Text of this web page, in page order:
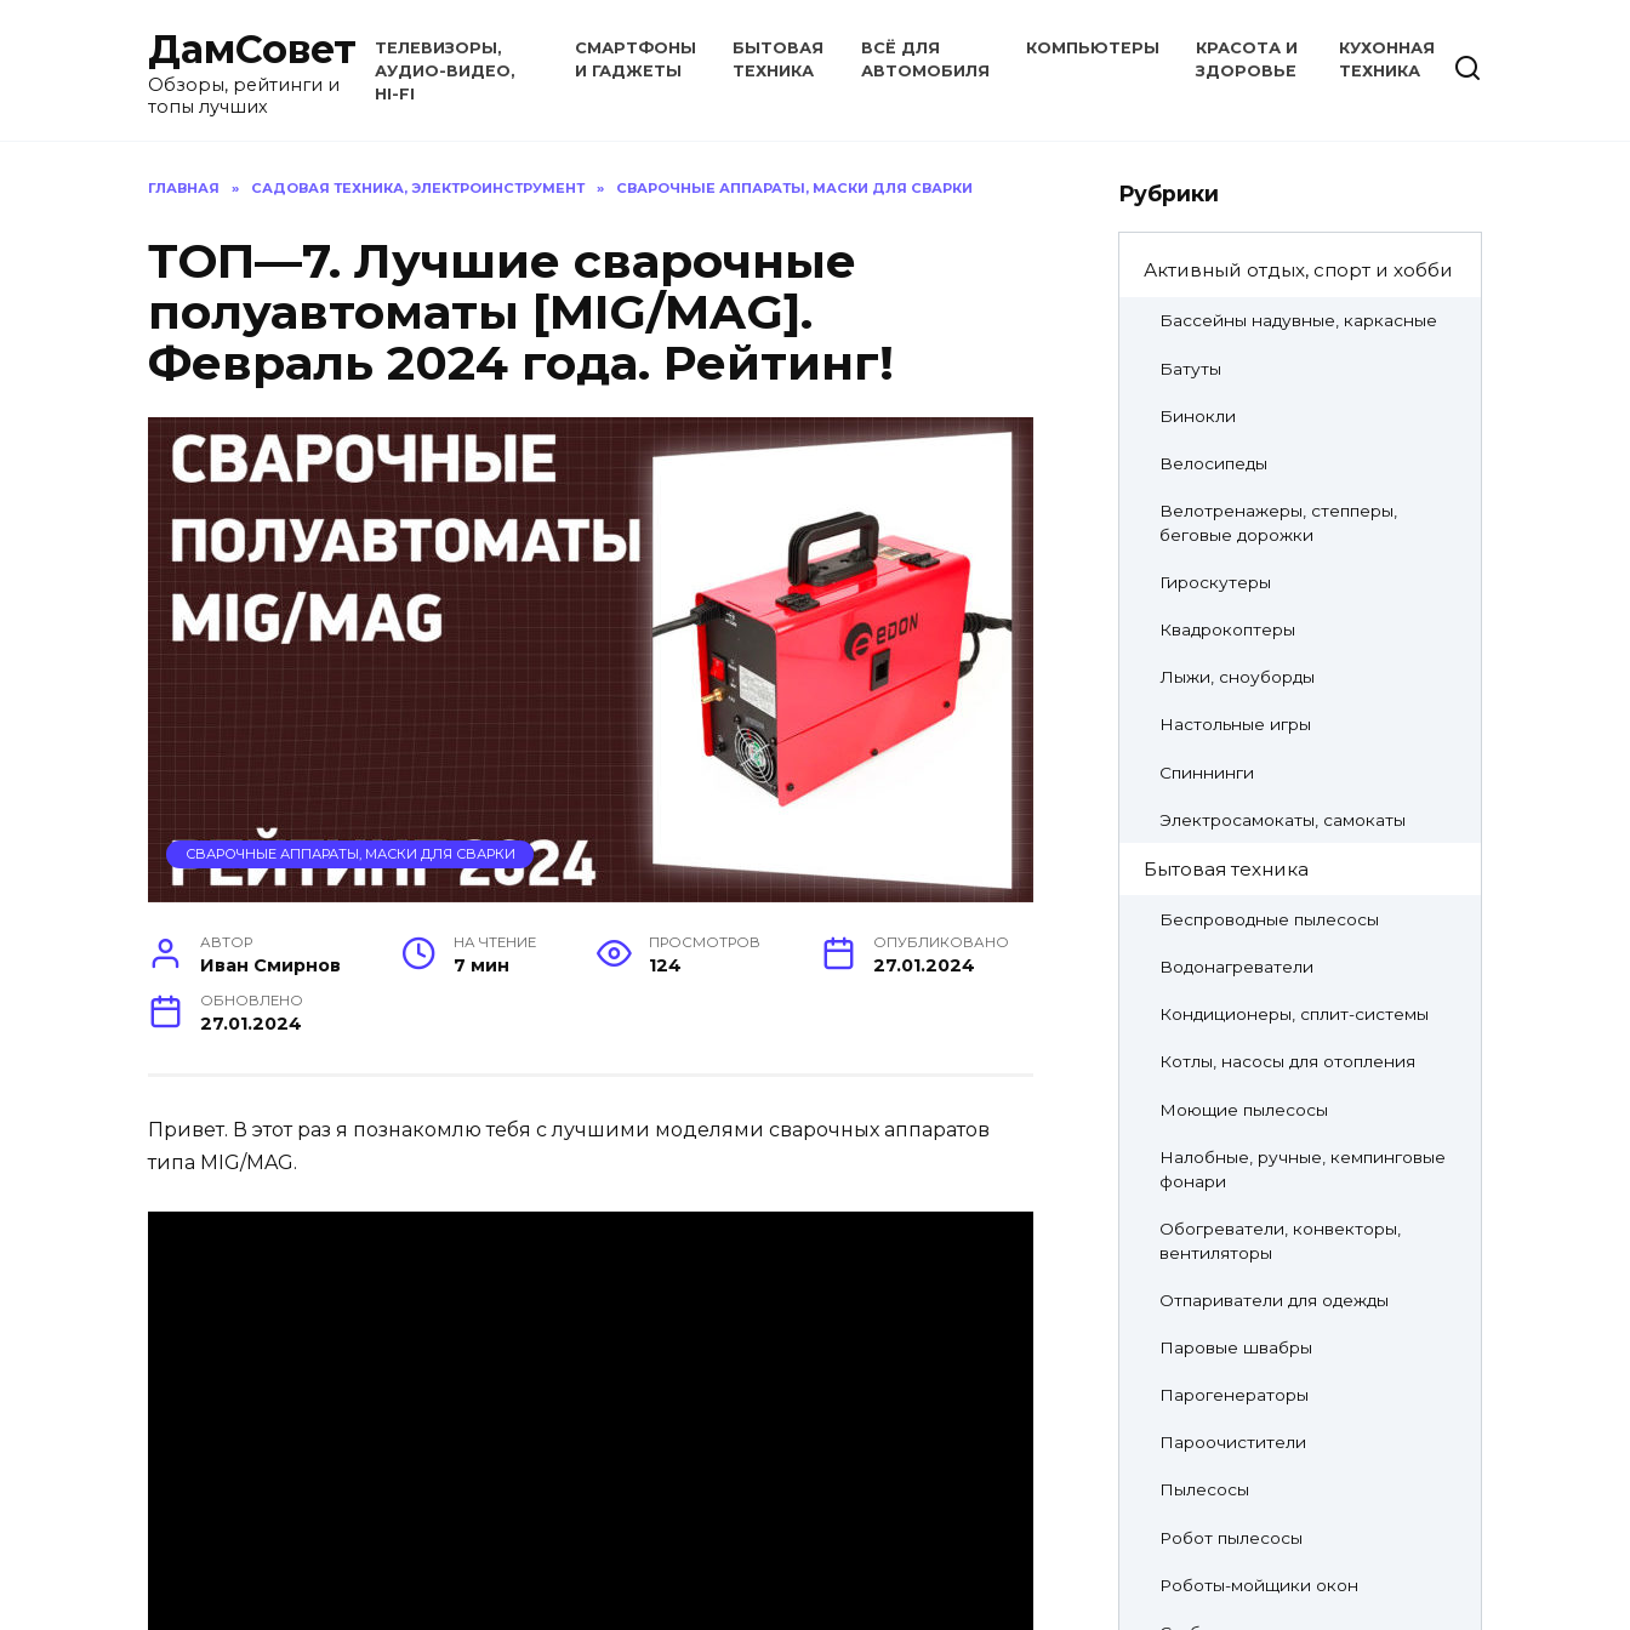
ДамСовет
Обзоры, рейтинги и
топы лучших
ТЕЛЕВИЗОРЫ,
АУДИО-ВИДЕО,
HI-FI
СМАРТФОНЫ
И ГАДЖЕТЫ
БЫТОВАЯ
ТЕХНИКА
ВСЁ ДЛЯ
АВТОМОБИЛЯ
КОМПЬЮТЕРЫ
КРАСОТА И
ЗДОРОВЬЕ
КУХОННАЯ
ТЕХНИКА
ГЛАВНАЯ » САДОВАЯ ТЕХНИКА, ЭЛЕКТРОИНСТРУМЕНТ » СВАРОЧНЫЕ АППАРАТЫ, МАСКИ ДЛЯ СВАРКИ
ТОП—7. Лучшие сварочные
полуавтоматы [MIG/MAG].
Февраль 2024 года. Рейтинг!
СВАРОЧНЫЕ АППАРАТЫ, МАСКИ ДЛЯ СВАРКИ
АВТОР
Иван Смирнов
НА ЧТЕНИЕ
7 мин
ПРОСМОТРОВ
124
ОПУБЛИКОВАНО
27.01.2024
ОБНОВЛЕНО
27.01.2024
Привет. В этот раз я познакомлю тебя с лучшими моделями сварочных аппаратов
типа MIG/MAG.
Рубрики
Активный отдых, спорт и хобби
Бассейны надувные, каркасные
Батуты
Бинокли
Велосипеды
Велотренажеры, степперы,
беговые дорожки
Гироскутеры
Квадрокоптеры
Лыжи, сноуборды
Настольные игры
Спиннинги
Электросамокаты, самокаты
Бытовая техника
Беспроводные пылесосы
Водонагреватели
Кондиционеры, сплит-системы
Котлы, насосы для отопления
Моющие пылесосы
Налобные, ручные, кемпинговые
фонари
Обогреватели, конвекторы,
вентиляторы
Отпариватели для одежды
Паровые швабры
Парогенераторы
Пароочистители
Пылесосы
Робот пылесосы
Роботы-мойщики окон